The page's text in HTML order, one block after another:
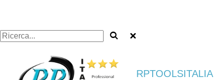
RPTOOLSITALIA